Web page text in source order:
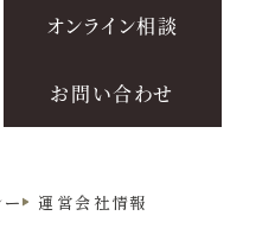
オンライン相談
お問い合わせ
運営会社情報